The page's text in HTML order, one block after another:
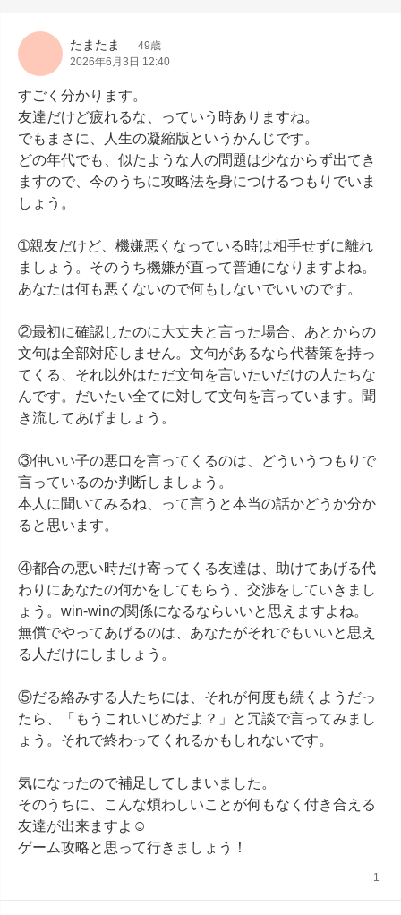
たまたま
49歳
2026年6月3日 12:40
すごく分かります。
友達だけど疲れるな、っていう時ありますね。
でもまさに、人生の凝縮版というかんじです。
どの年代でも、似たような人の問題は少なからず出てき
ますので、今のうちに攻略法を身につけるつもりでいま
しょう。
➀親友だけど、機嫌悪くなっている時は相手せずに離れ
ましょう。そのうち機嫌が直って普通になりますよね。
あなたは何も悪くないので何もしないでいいのです。
②最初に確認したのに大丈夫と言った場合、あとからの
文句は全部対応しません。文句があるなら代替策を持っ
てくる、それ以外はただ文句を言いたいだけの人たちな
んです。だいたい全てに対して文句を言っています。聞
き流してあげましょう。
③仲いい子の悪口を言ってくるのは、どういうつもりで
言っているのか判断しましょう。
本人に聞いてみるね、って言うと本当の話かどうか分か
ると思います。
④都合の悪い時だけ寄ってくる友達は、助けてあげる代
わりにあなたの何かをしてもらう、交渉をしていきまし
ょう。win-winの関係になるならいいと思えますよね。
無償でやってあげるのは、あなたがそれでもいいと思え
る人だけにしましょう。
⑤だる絡みする人たちには、それが何度も続くようだっ
たら、「もうこれいじめだよ？」と冗談で言ってみまし
ょう。それで終わってくれるかもしれないです。
気になったので補足してしまいました。
そのうちに、こんな煩わしいことが何もなく付き合える
友達が出来ますよ☺
ゲーム攻略と思って行きましょう！
1